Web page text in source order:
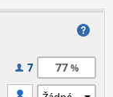
7 77